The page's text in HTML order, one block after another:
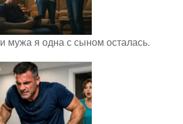
мужа я одна с сыном осталась.